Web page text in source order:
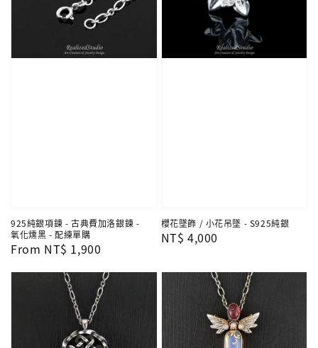
925純銀項鍊 - 古典費加洛銀鍊 -
氧化燻黑 - 配練單購
Regular
From NT$ 1,900
櫻花墜飾 / 小花吊墜 - S925純銀
Regular
NT$ 4,000